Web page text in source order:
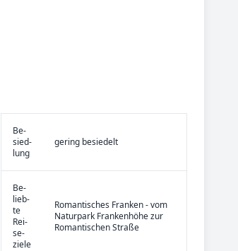
Be­
sied­
lung
gering besiedelt
Be­
lieb­
te
Rei­
se­
zie­le
Romantisches Franken - vom
Naturpark Frankenhöhe zur
Romantischen Straße